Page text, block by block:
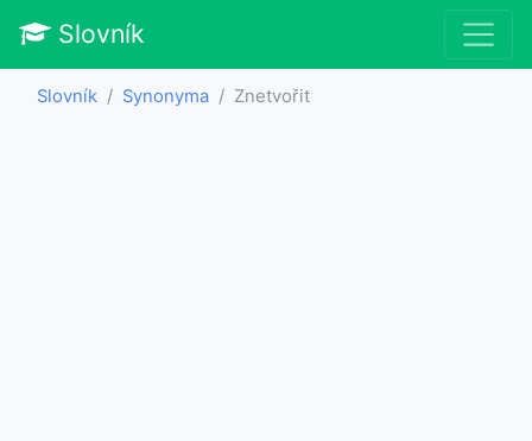
Slovník
Slovník Synonyma Znetvořit